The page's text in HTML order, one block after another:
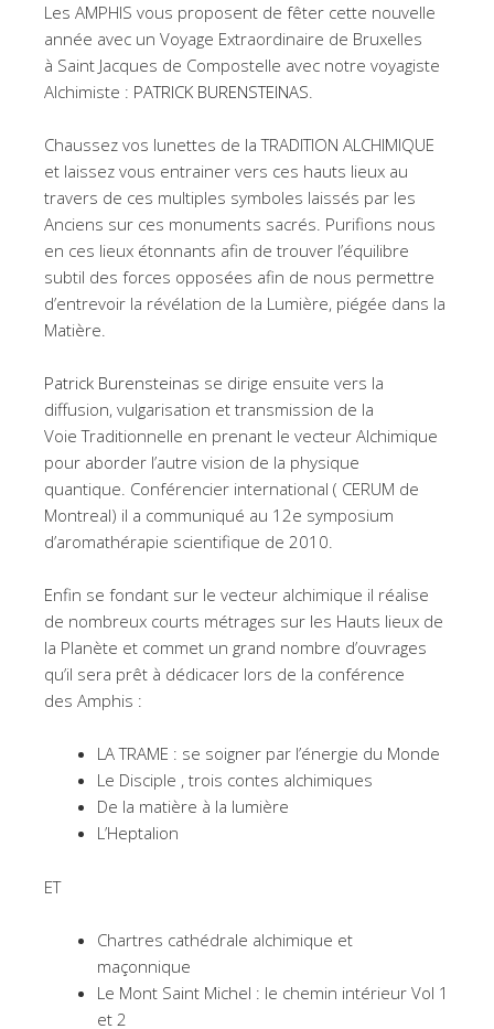
Les AMPHIS vous proposent de fêter cette nouvelle
année avec un Voyage Extraordinaire de Bruxelles
à Saint Jacques de Compostelle avec notre voyagiste
Alchimiste : PATRICK BURENSTEINAS.
Chaussez vos lunettes de la TRADITION ALCHIMIQUE
et laissez vous entrainer vers ces hauts lieux au
travers de ces multiples symboles laissés par les
Anciens sur ces monuments sacrés. Purifions nous
en ces lieux étonnants afin de trouver l’équilibre
subtil des forces opposées afin de nous permettre
d’entrevoir la révélation de la Lumière, piégée dans la
Matière.
Patrick Burensteinas se dirige ensuite vers la
diffusion, vulgarisation et transmission de la
Voie Traditionnelle en prenant le vecteur Alchimique
pour aborder l’autre vision de la physique
quantique. Conférencier international ( CERUM de
Montreal) il a communiqué au 12e symposium
d’aromathérapie scientifique de 2010.
Enfin se fondant sur le vecteur alchimique il réalise
de nombreux courts métrages sur les Hauts lieux de
la Planète et commet un grand nombre d’ouvrages
qu’il sera prêt à dédicacer lors de la conférence
des Amphis :
LA TRAME : se soigner par l’énergie du Monde
Le Disciple , trois contes alchimiques
De la matière à la lumière
L’Heptalion
ET
Chartres cathédrale alchimique et
maçonnique
Le Mont Saint Michel : le chemin intérieur Vol 1
et 2